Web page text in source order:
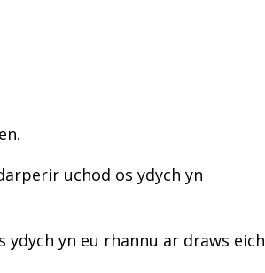
uchod os ydych yn
yn eu rhannu ar draws eich